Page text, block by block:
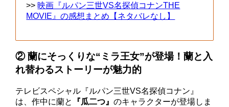
>> 映画『ルパン三世VS名探偵コナンTHE
MOVIE』の感想まとめ【ネタバレなし】
② 蘭にそっくりな“ミラ王女”が登場！蘭と入
れ替わるストーリーが魅力的
テレビスペシャル『ルパン三世VS名探偵コナン』
は、作中に蘭と
『瓜二つ』のキャラクターが登場しま